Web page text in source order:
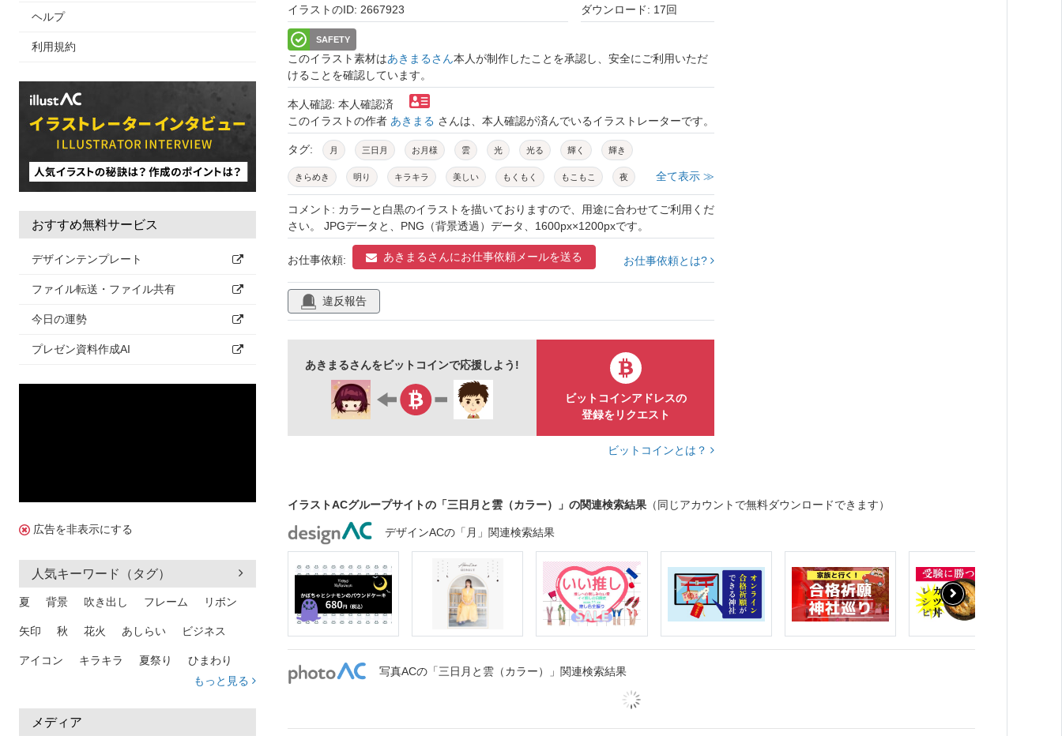
ヘルプ
利用規約
おすすめ無料サービス
デザインテンプレート
ファイル転送・ファイル共有
今日の運勢
プレゼン資料作成AI
広告を非表示にする
人気キーワード（タグ）
夏 背景 吹き出し フレーム リボン
矢印 秋 花火 あしらい ビジネス
アイコン キラキラ 夏祭り ひまわり
熱中症
人物 暑中見舞い
もっと見る
メディア
イラストのID: 2667923 ダウンロード: 17回
SAFETY
このイラスト素材はあきまるさん本人が制作したことを承認し、安全にご利用いただ
けることを確認しています。
本人確認: 本人確認済
このイラストの作者 あきまる さんは、本人確認が済んでいるイラストレーターです。
タグ: 月 三日月 お月様 雲 光 光る 輝く 輝き
きらめき 明り キラキラ 美しい もくもく もこもこ 夜
きれい 華やか かわいい シンプル アイコン イラスト
飾り 装飾 挿絵 素材 おたより 商用フリー
全て表示 ≫
コメント: カラーと白黒のイラストを描いておりますので、用途に合わせてご利用くだ
さい。 JPGデータと、PNG（背景透過）データ、1600px×1200pxです。
お仕事依頼: あきまるさんにお仕事依頼メールを送る お仕事依頼とは?
違反報告
あきまるさんをビットコインで応援しよう!
ビットコインアドレスの
登録をリクエスト
ビットコインとは？
イラストACグループサイトの「三日月と雲（カラー）」の関連検索結果 （同じアカウントで無料ダウンロードできます）
デザインACの「月」関連検索結果
写真ACの「三日月と雲（カラー）」関連検索結果